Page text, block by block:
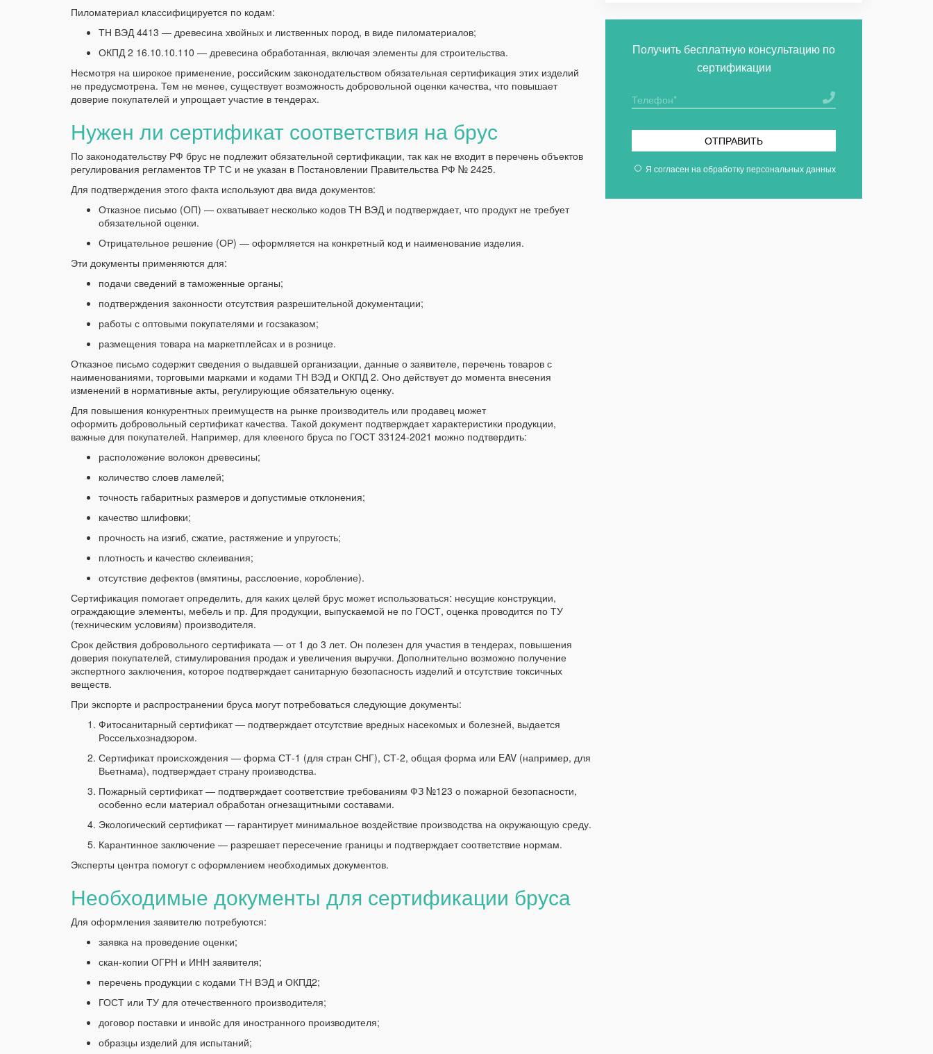
Пиломатериал классифицируется по кодам:
ТН ВЭД 4413 — древесина хвойных и лиственных пород, в виде пиломатериалов;
ОКПД 2 16.10.10.110 — древесина обработанная, включая элементы для строительства.
Несмотря на широкое применение, российским законодательством обязательная сертификация этих изделий
не предусмотрена. Тем не менее, существует возможность добровольной оценки качества, что повышает
доверие покупателей и упрощает участие в тендерах.
Нужен ли сертификат соответствия на брус
По законодательству РФ брус не подлежит обязательной сертификации, так как не входит в перечень объектов
регулирования регламентов ТР ТС и не указан в Постановлении Правительства РФ № 2425.
Для подтверждения этого факта используют два вида документов:
Отказное письмо (ОП) — охватывает несколько кодов ТН ВЭД и подтверждает, что продукт не требует
обязательной оценки.
Отрицательное решение (ОР) — оформляется на конкретный код и наименование изделия.
Эти документы применяются для:
подачи сведений в таможенные органы;
подтверждения законности отсутствия разрешительной документации;
работы с оптовыми покупателями и госзаказом;
размещения товара на маркетплейсах и в рознице.
Отказное письмо содержит сведения о выдавшей организации, данные о заявителе, перечень товаров с
наименованиями, торговыми марками и кодами ТН ВЭД и ОКПД 2. Оно действует до момента внесения
изменений в нормативные акты, регулирующие обязательную оценку.
Для повышения конкурентных преимуществ на рынке производитель или продавец может
оформить добровольный сертификат качества. Такой документ подтверждает характеристики продукции,
важные для покупателей. Например, для клееного бруса по ГОСТ 33124-2021 можно подтвердить:
расположение волокон древесины;
количество слоев ламелей;
точность габаритных размеров и допустимые отклонения;
качество шлифовки;
прочность на изгиб, сжатие, растяжение и упругость;
плотность и качество склеивания;
отсутствие дефектов (вмятины, расслоение, коробление).
Сертификация помогает определить, для каких целей брус может использоваться: несущие конструкции,
ограждающие элементы, мебель и пр. Для продукции, выпускаемой не по ГОСТ, оценка проводится по ТУ
(техническим условиям) производителя.
Срок действия добровольного сертификата — от 1 до 3 лет. Он полезен для участия в тендерах, повышения
доверия покупателей, стимулирования продаж и увеличения выручки. Дополнительно возможно получение
экспертного заключения, которое подтверждает санитарную безопасность изделий и отсутствие токсичных
веществ.
При экспорте и распространении бруса могут потребоваться следующие документы:
Фитосанитарный сертификат — подтверждает отсутствие вредных насекомых и болезней, выдается
Россельхознадзором.
Сертификат происхождения — форма СТ-1 (для стран СНГ), СТ-2, общая форма или EAV (например, для
Вьетнама), подтверждает страну производства.
Пожарный сертификат — подтверждает соответствие требованиям ФЗ №123 о пожарной безопасности,
особенно если материал обработан огнезащитными составами.
Экологический сертификат — гарантирует минимальное воздействие производства на окружающую среду.
Карантинное заключение — разрешает пересечение границы и подтверждает соответствие нормам.
Эксперты центра помогут с оформлением необходимых документов.
Необходимые документы для сертификации бруса
Для оформления заявителю потребуются:
заявка на проведение оценки;
скан-копии ОГРН и ИНН заявителя;
перечень продукции с кодами ТН ВЭД и ОКПД2;
ГОСТ или ТУ для отечественного производителя;
договор поставки и инвойс для иностранного производителя;
образцы изделий для испытаний;
Получить бесплатную консультацию по
сертификации
ОТПРАВИТЬ
Я согласен на обработку персональных данных